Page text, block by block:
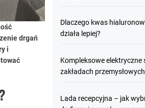
drgań
i
Dlaczego kwas
działa lepiej?
Kompleksowe elektryczne
zakładach przemysłowych
Lada recepcyjna – jak